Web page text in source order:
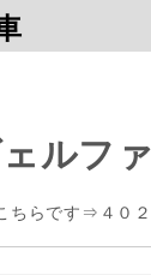
ルフ
ちらです⇒４０